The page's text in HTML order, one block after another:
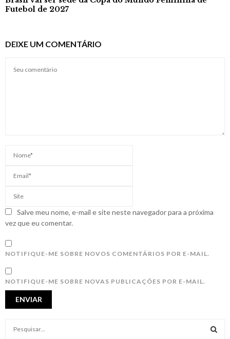
Futebol de 2027
DEIXE UM COMENTÁRIO
Salve meu nome, e-mail e site neste navegador para a próxima
vez que eu comentar.
NOTIFIQUE-ME SOBRE NOVOS COMENTÁRIOS POR E-MAIL.
NOTIFIQUE-ME SOBRE NOVAS PUBLICAÇÕES POR E-MAIL.